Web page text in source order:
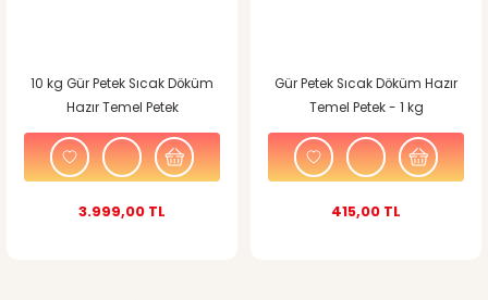
10 kg Gür Petek Sıcak Döküm
Hazır Temel Petek
3.999,00 TL
Gür Petek Sıcak Döküm Hazır
Temel Petek - 1 kg
415,00 TL